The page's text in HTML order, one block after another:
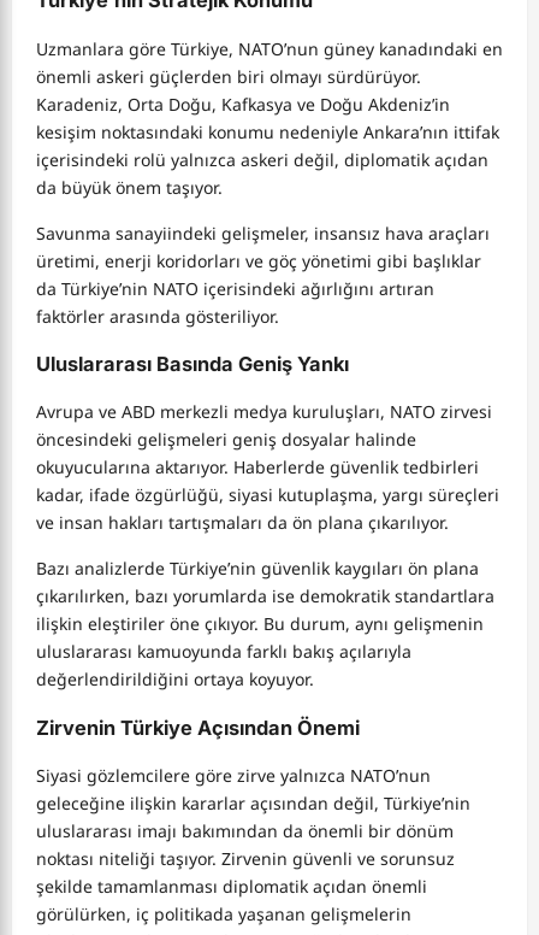
Uzmanlara göre Türkiye, NATO’nun güney kanadındaki en
önemli askeri güçlerden biri olmayı sürdürüyor.
Karadeniz, Orta Doğu, Kafkasya ve Doğu Akdeniz’in
kesişim noktasındaki konumu nedeniyle Ankara’nın ittifak
içerisindeki rolü yalnızca askeri değil, diplomatik açıdan
da büyük önem taşıyor.
Savunma sanayiindeki gelişmeler, insansız hava araçları
üretimi, enerji koridorları ve göç yönetimi gibi başlıklar
da Türkiye’nin NATO içerisindeki ağırlığını artıran
faktörler arasında gösteriliyor.
Uluslararası Basında Geniş Yankı
Avrupa ve ABD merkezli medya kuruluşları, NATO zirvesi
öncesindeki gelişmeleri geniş dosyalar halinde
okuyucularına aktarıyor. Haberlerde güvenlik tedbirleri
kadar, ifade özgürlüğü, siyasi kutuplaşma, yargı süreçleri
ve insan hakları tartışmaları da ön plana çıkarılıyor.
Bazı analizlerde Türkiye’nin güvenlik kaygıları ön plana
çıkarılırken, bazı yorumlarda ise demokratik standartlara
ilişkin eleştiriler öne çıkıyor. Bu durum, aynı gelişmenin
uluslararası kamuoyunda farklı bakış açılarıyla
değerlendirildiğini ortaya koyuyor.
Zirvenin Türkiye Açısından Önemi
Siyasi gözlemcilere göre zirve yalnızca NATO’nun
geleceğine ilişkin kararlar açısından değil, Türkiye’nin
uluslararası imajı bakımından da önemli bir dönüm
noktası niteliği taşıyor. Zirvenin güvenli ve sorunsuz
şekilde tamamlanması diplomatik açıdan önemli
görülürken, iç politikada yaşanan gelişmelerin